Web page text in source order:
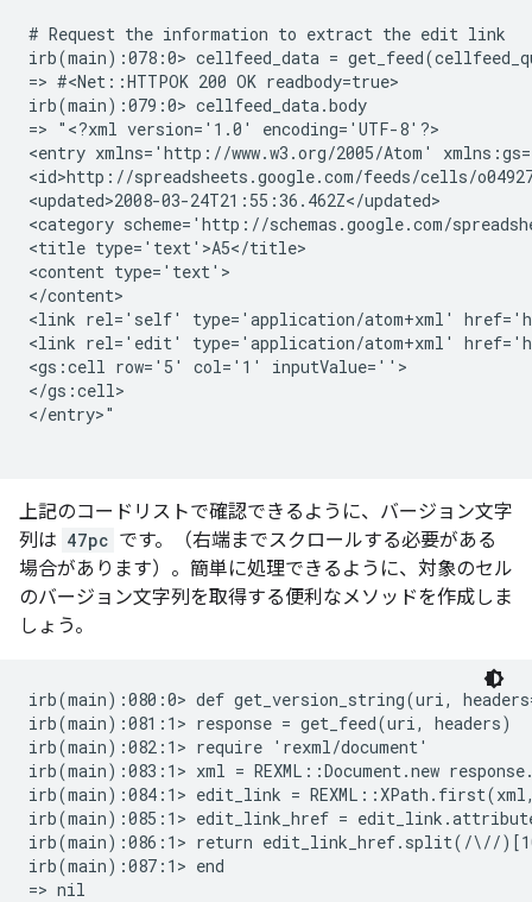
# Request the information to extract the edit link
irb(main):078:0> cellfeed_data =
=> #<Net::HTTPOK 200 OK readbody=true>
irb(main):079:0> cellfeed_data.body
=> "<?xml version='1.0' encoding='UTF-8'?>
<entry xmlns='http://www.w3.org/2005/Atom'
<id>http://spreadsheets.google.com/feeds/cells/
<updated>2008-03-24T21:55:36.462Z</updated>
<category scheme='http://schemas.google.com/
<title type='text'>A5</title>
<content type='text'>
</content>
<link rel='self' type='application/atom+xml'
<link rel='edit' type='application/atom+xml'
<gs:cell row='5' col='1' inputValue=''>
</gs:cell>
</entry>"
上記のコードリストで確認できるように、バージョン文字
列は 47pc です。（右端までスクロールする必要がある
場合があります）。簡単に処理できるように、対象のセル
のバージョン文字列を取得する便利なメソッドを作成しま
しょう。
irb(main):080:0> def get_version_string(uri,
irb(main):081:1> response = get_feed(uri, headers)
irb(main):082:1> require 'rexml/document'
irb(main):083:1> xml = REXML::Document.new
irb(main):084:1> edit_link =
irb(main):085:1> edit_link_href =
irb(main):086:1> return edit_link_href.split(/\//
irb(main):087:1> end
=> nil